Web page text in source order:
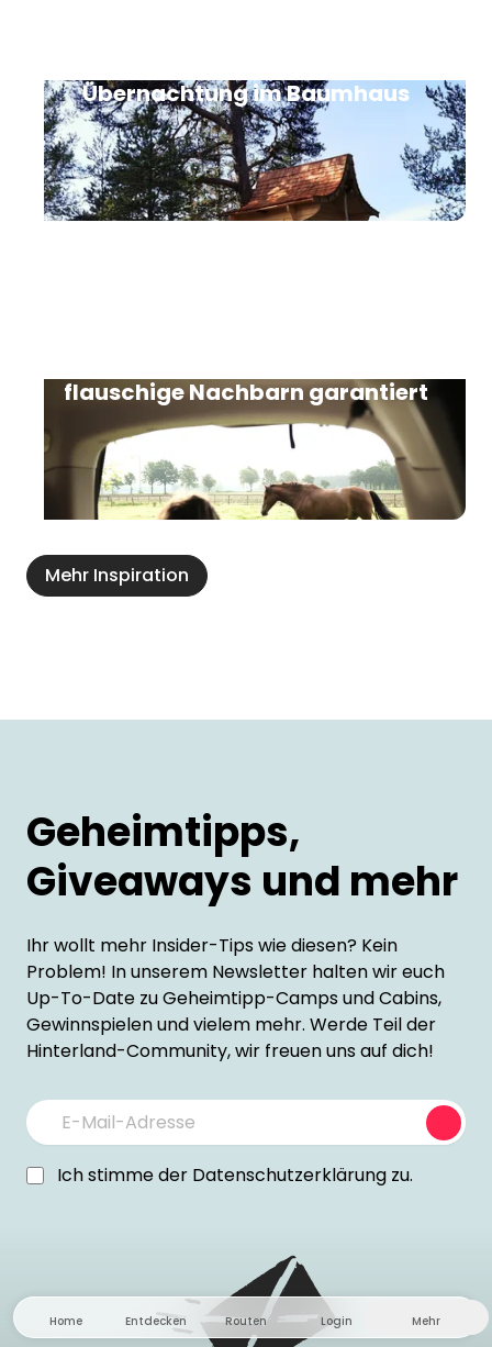
Übernachtung im Baumhaus
flauschige Nachbarn garantiert
Mehr Inspiration
Geheimtipps,
Giveaways und mehr
Ihr wollt mehr Insider-Tips wie diesen? Kein
Problem! In unserem Newsletter halten wir euch
Up-To-Date zu Geheimtipp-Camps und Cabins,
Gewinnspielen und vielem mehr. Werde Teil der
Hinterland-Community, wir freuen uns auf dich!
Ich stimme der Datenschutzerklärung zu.
Home Entdecken Routen Login Mehr